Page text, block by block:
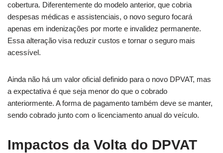
cobertura. Diferentemente do modelo anterior, que cobria
despesas médicas e assistenciais, o novo seguro focará
apenas em indenizações por morte e invalidez permanente.
Essa alteração visa reduzir custos e tornar o seguro mais
acessível.
Ainda não há um valor oficial definido para o novo DPVAT, mas
a expectativa é que seja menor do que o cobrado
anteriormente. A forma de pagamento também deve se manter,
sendo cobrado junto com o licenciamento anual do veículo.
Impactos da Volta do DPVAT